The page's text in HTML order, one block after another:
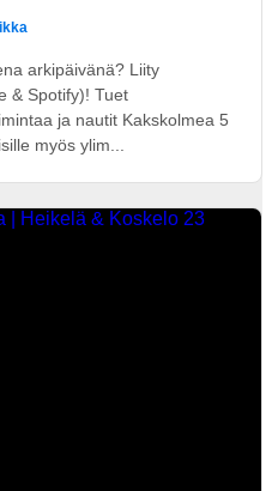
arkipäivänä? Liity
& Spotify)! Tuet
ja nautit Kakskolmea 5
myös ylim...